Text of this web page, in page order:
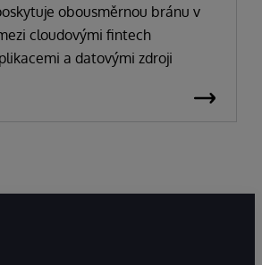
obousměrnou bránu v
cloudovými fintech
a datovými zdroji